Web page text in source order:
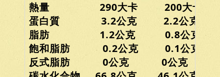
熱量 290大卡 200大卡
蛋白質 3.2公克 2.2公克
脂肪 1.2公克 0.8公克
飽和脂肪 0.2公克 0.1公克
反式脂肪 0公克 0公克